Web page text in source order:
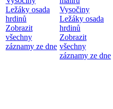
Ležáky osada
hrdinů
Zobrazit
všechny
záznamy ze dne
Vysočiny
Ležáky osada
hrdinů
Zobrazit
všechny
záznamy ze dne